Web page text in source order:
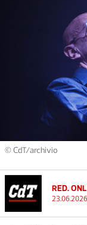
© CdT/archivio
RED.
23.06.2026